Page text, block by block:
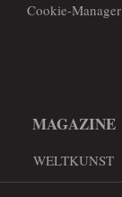
Cookie-Manager
MAGAZINE
WELTKUNST